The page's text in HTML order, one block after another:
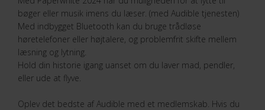
bøger eller musik imens du læser. (med Audible tjenesten)
Med indbygget Bluetooth kan du bruge trådløse
høretelefoner eller højtalere, og problemfrit skifte mellem
læsning og lytning.
Hold din historie igang uanset om du laver mad, pendler,
eller ude at flyve.
Oplev det bedste af Audible med et medlemskab. Hvis du